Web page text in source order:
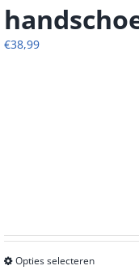
€38,99
Opties selecterenDit